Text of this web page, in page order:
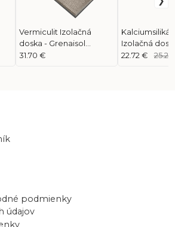
Vermiculit Izolačná
doska - Grenaisol
(1000x610x30)
31.70 €
Izolačná
Skamotec
22.72 €
podmienky
údajov